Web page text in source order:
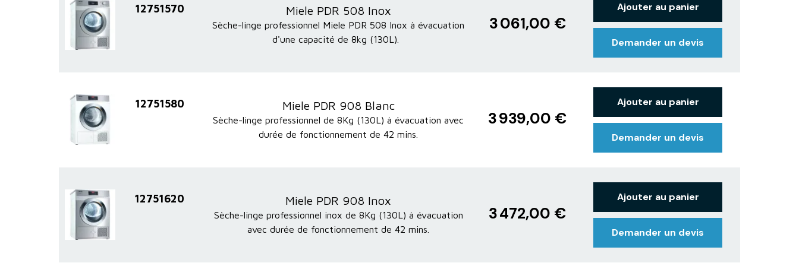
12751570 Miele PDR 508 Inox
Sèche-linge professionnel Miele PDR 508 Inox à évacuation
d'une capacité de 8kg (130L).
3 061,00 €
Ajouter au panier
Demander un devis
12751580 Miele PDR 908 Blanc
Sèche-linge professionnel de 8Kg (130L) à évacuation avec
durée de fonctionnement de 42 mins.
3 939,00 €
Ajouter au panier
Demander un devis
12751620 Miele PDR 908 Inox
Sèche-linge professionnel inox de 8Kg (130L) à évacuation
avec durée de fonctionnement de 42 mins.
3 472,00 €
Ajouter au panier
Demander un devis